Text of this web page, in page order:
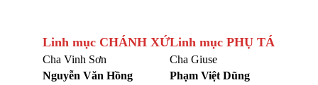
Linh mục CHÁNH XỨ
Cha Vinh Sơn
Nguyễn Văn Hồng
Linh mục PHỤ TÁ
Cha Giuse
Phạm Việt Dũng